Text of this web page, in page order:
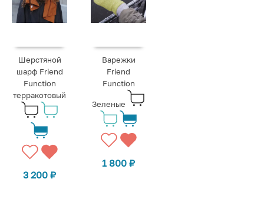
Шерстяной
шарф Friend
Function
терракотовый
3 200₽
Варежки
Friend
Function
Зеленые
1 800₽